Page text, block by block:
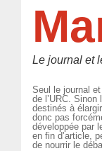
Le journal et
Seul le journal
de l’URC.
destinés à
donc pas
développée par
en fin d’article,
de nourrir le